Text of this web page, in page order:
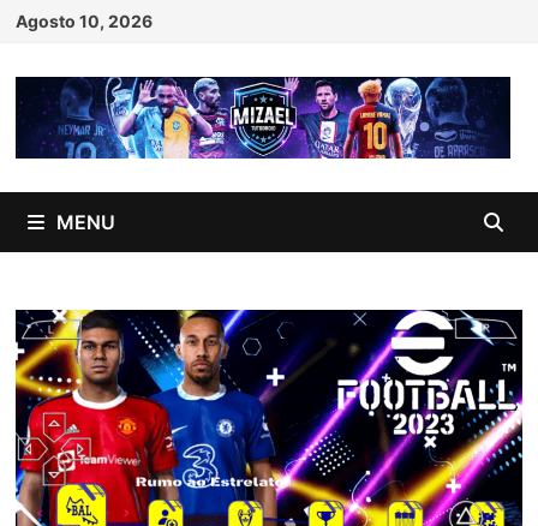
Skip
content
Agosto 10, 2026
MENU